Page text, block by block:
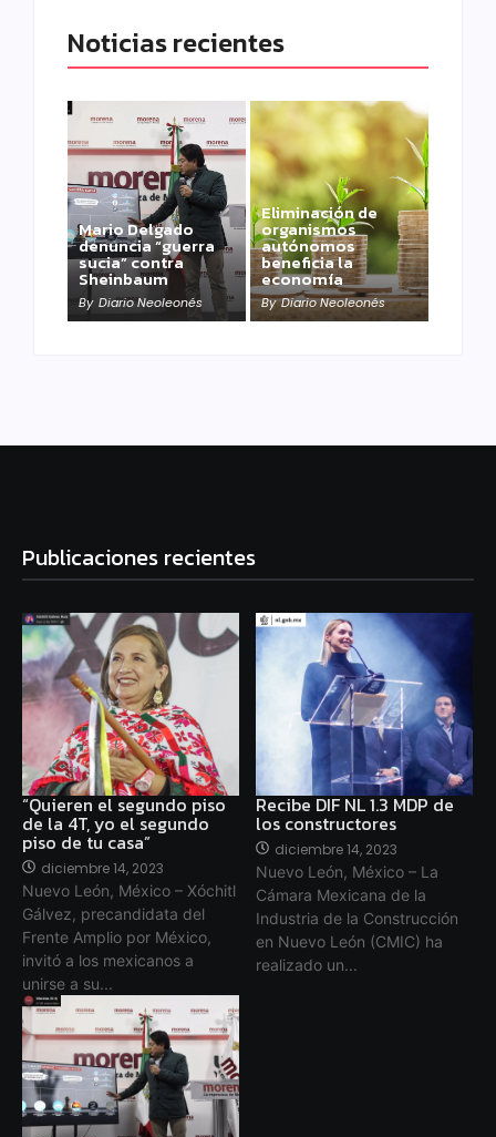
Noticias recientes
Mario Delgado
denuncia “guerra
sucia” contra
Sheinbaum
By Diario Neoleonés
Eliminación de
organismos
autónomos
beneficia la
economía
By Diario Neoleonés
Publicaciones recientes
“Quieren el segundo piso
de la 4T, yo el segundo
piso de tu casa”
diciembre 14, 2023
Nuevo León, México – Xóchitl
Gálvez, precandidata del
Frente Amplio por México,
invitó a los mexicanos a
unirse a su...
Recibe DIF NL 1.3 MDP de
los constructores
diciembre 14, 2023
Nuevo León, México – La
Cámara Mexicana de la
Industria de la Construcción
en Nuevo León (CMIC) ha
realizado un...